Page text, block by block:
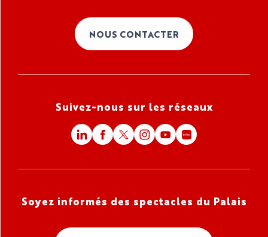
NOUS CONTACTER
Suivez-nous sur les réseaux
Soyez informés des spectacles du Palais